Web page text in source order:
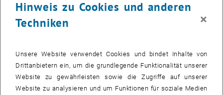
vielversprechend für die Entwicklung künftiger grüner
Computertechnologien sind. Unsere Forschung umfasst mehrere
Bereiche, darunter die Entwicklung neuer Methoden für die
Nanomaterialien, die Nutzung neuartiger Formen der Röntgen- und
Elektronenmikroskopie und die Entdeckung neuer physikalischer
Phänomene, die auf der Kombination von Grenzflächeneffekten in
mehrschichtigen Systemen und geometrischen Effekten auf der
Hinweis zu Cookies und anderen
Techniken
×
Unsere Website verwendet Cookies und bindet Inhalte von
Drittanbietern ein, um die grundlegende Funktionalität unserer
Website zu gewährleisten sowie die Zugriffe auf unserer
Website zu analysieren und um Funktionen für soziale Medien